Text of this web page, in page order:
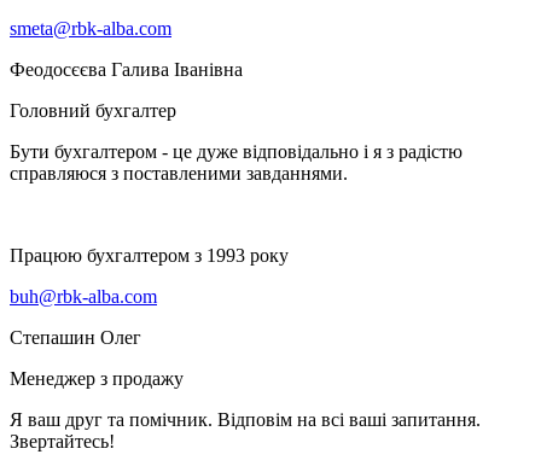
smeta@rbk-alba.com
Феодосєєва Галива Іванівна
Головний бухгалтер
Бути бухгалтером - це дуже відповідально і я з радістю
справляюся з поставленими завданнями.
Працюю бухгалтером з 1993 року
buh@rbk-alba.com
Степашин Олег
Менеджер з продажу
Я ваш друг та помічник. Відповім на всі ваші запитання.
Звертайтесь!